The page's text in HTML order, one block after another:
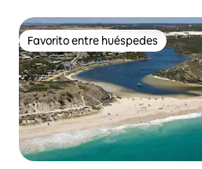
Favorito entre huéspedes
Favorito entre huéspedes